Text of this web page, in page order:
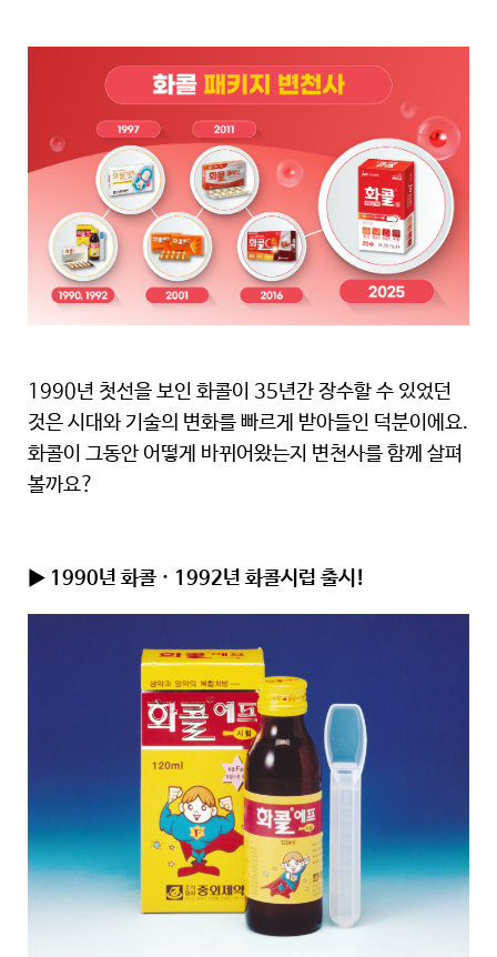
1990년 첫선을 보인 화콜이 35년간 장수할 수 있었던
것은 시대와 기술의 변화를 빠르게 받아들인 덕분이에요.
화콜이 그동안 어떻게 바뀌어왔는지 변천사를 함께 살펴
볼까요?
▶ 1990년 화콜 · 1992년 화콜시럽 출시!